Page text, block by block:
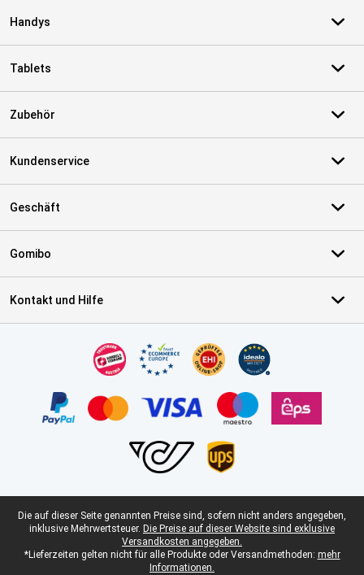
Handys
Tablets
Zubehör
Kundenservice
Geschäft
Gomibo
Kontakt und Hilfe
Juristische Fußzeile
Die auf dieser Seite genannten Preise sind, sofern nicht anders angegeben,
inklusive Mehrwertsteuer. Die Preise auf dieser Website sind exklusive
Versandkosten angegeben.
*Lieferzeiten gelten nicht für alle Produkte oder Versandmethoden: mehr
Informationen.